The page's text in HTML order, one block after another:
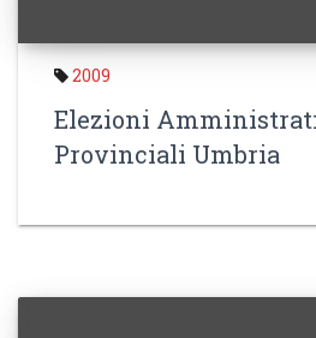
2009
Elezioni
Provinciali Umbria